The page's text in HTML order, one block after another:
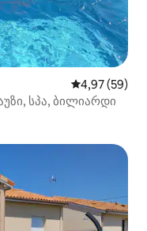
საშუალო
4,97 (59)
სპა, ბილიარდი